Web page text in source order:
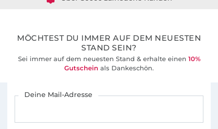
MÖCHTEST DU IMMER AUF DEM NEUESTEN
STAND SEIN?
Sei immer auf dem neuesten Stand & erhalte einen 10%
Gutschein als Dankeschön.
Deine Mail-Adresse